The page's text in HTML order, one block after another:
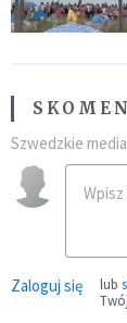
Szwedzkie
Zaloguj się lub